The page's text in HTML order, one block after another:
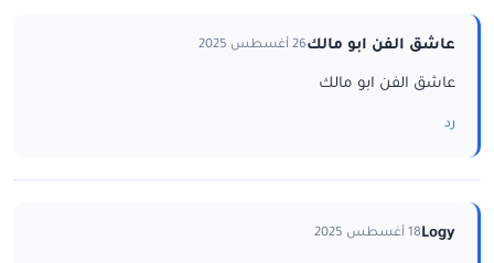
عاشق الفن ابو مالك26 أغسطس 2025
عاشق الفن ابو مالك
رد
Logy18 أغسطس 2025